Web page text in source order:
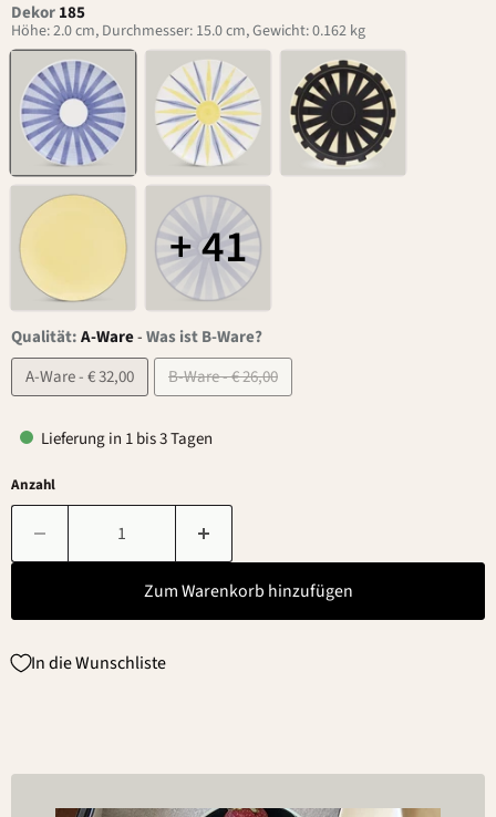
Dekor185
Höhe: 2.0 cm, Durchmesser: 15.0 cm, Gewicht: 0.162 kg
+ 41
Qualität:A-Ware-Was ist B-Ware?
A-Ware - € 32,00
B-Ware - € 26,00
Lieferung in 1 bis 3 Tagen
Anzahl
Zum Warenkorb hinzufügen
In die Wunschliste